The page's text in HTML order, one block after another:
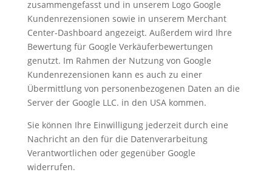
zusammengefasst und in unserem Logo Google
Kundenrezensionen sowie in unserem Merchant
Center-Dashboard angezeigt. Außerdem wird Ihre
Bewertung für Google Verkäuferbewertungen
genutzt. Im Rahmen der Nutzung von Google
Kundenrezensionen kann es auch zu einer
Übermittlung von personenbezogenen Daten an die
Server der Google LLC. in den USA kommen.
Sie können Ihre Einwilligung jederzeit durch eine
Nachricht an den für die Datenverarbeitung
Verantwortlichen oder gegenüber Google
widerrufen.